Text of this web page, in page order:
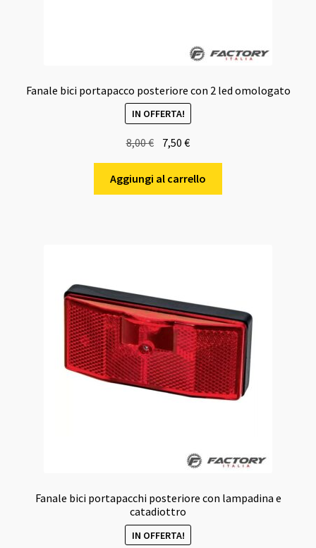
Fanale bici portapacco posteriore con 2 led omologato
IN OFFERTA!
8,00€
originale
era:
7,50€Il
attuale
è:
Aggiungi al carrello
Fanale bici portapacchi posteriore con lampadina e
catadiottro
IN OFFERTA!